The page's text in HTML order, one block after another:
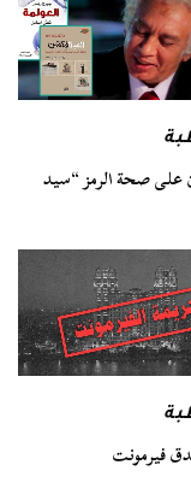
على صحة الرمز “سيد
فيرمونت